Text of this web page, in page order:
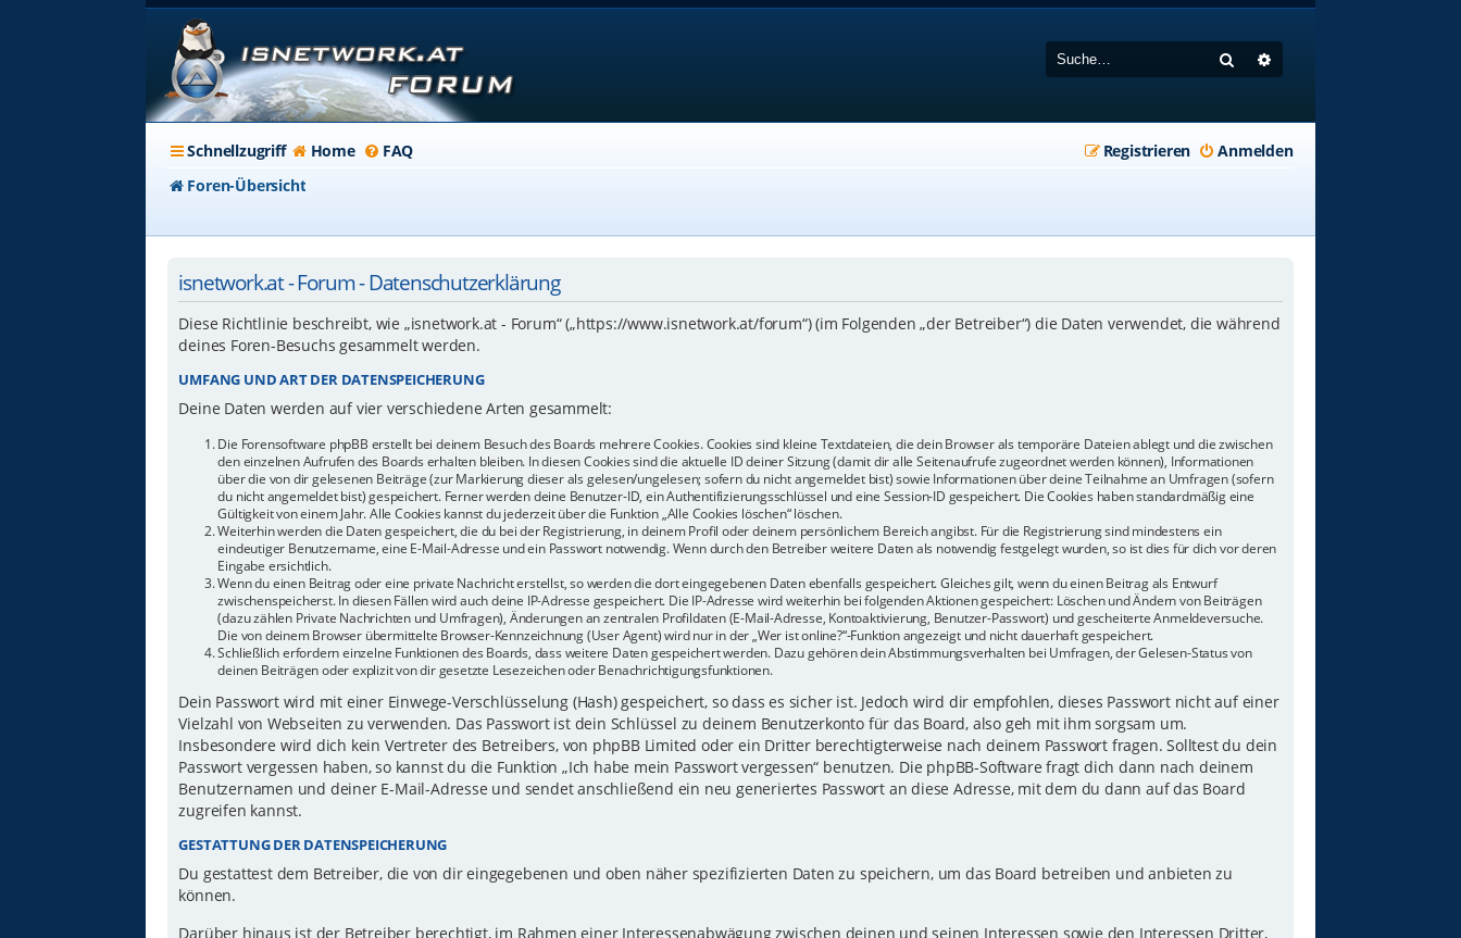
Suche
Schnellzugriff Home FAQ Anmelden
Registrieren
Foren-Übersicht
isnetwork.at - Forum - Datenschutzerklärung
Diese Richtlinie beschreibt, wie „isnetwork.at - Forum“ („https://www.isnetwork.at/forum“) (im Folgenden „der Betreiber“) die Daten verwendet, die während
deines Foren-Besuchs gesammelt werden.
UMFANG UND ART DER DATENSPEICHERUNG
Deine Daten werden auf vier verschiedene Arten gesammelt:
Die Forensoftware phpBB erstellt bei deinem Besuch des Boards mehrere Cookies. Cookies sind kleine Textdateien, die dein Browser als temporäre Dateien ablegt und die zwischen
den einzelnen Aufrufen des Boards erhalten bleiben. In diesen Cookies sind die aktuelle ID deiner Sitzung (damit dir alle Seitenaufrufe zugeordnet werden können), Informationen
über die von dir gelesenen Beiträge (zur Markierung dieser als gelesen/ungelesen; sofern du nicht angemeldet bist) sowie Informationen über deine Teilnahme an Umfragen (sofern
du nicht angemeldet bist) gespeichert. Ferner werden deine Benutzer-ID, ein Authentifizierungsschlüssel und eine Session-ID gespeichert. Die Cookies haben standardmäßig eine
Gültigkeit von einem Jahr. Alle Cookies kannst du jederzeit über die Funktion „Alle Cookies löschen“ löschen.
Weiterhin werden die Daten gespeichert, die du bei der Registrierung, in deinem Profil oder deinem persönlichem Bereich angibst. Für die Registrierung sind mindestens ein
eindeutiger Benutzername, eine E-Mail-Adresse und ein Passwort notwendig. Wenn durch den Betreiber weitere Daten als notwendig festgelegt wurden, so ist dies für dich vor deren
Eingabe ersichtlich.
Wenn du einen Beitrag oder eine private Nachricht erstellst, so werden die dort eingegebenen Daten ebenfalls gespeichert. Gleiches gilt, wenn du einen Beitrag als Entwurf
zwischenspeicherst. In diesen Fällen wird auch deine IP-Adresse gespeichert. Die IP-Adresse wird weiterhin bei folgenden Aktionen gespeichert: Löschen und Ändern von Beiträgen
(dazu zählen Private Nachrichten und Umfragen), Änderungen an zentralen Profildaten (E-Mail-Adresse, Kontoaktivierung, Benutzer-Passwort) und gescheiterte Anmeldeversuche.
Die von deinem Browser übermittelte Browser-Kennzeichnung (User Agent) wird nur in der „Wer ist online?“-Funktion angezeigt und nicht dauerhaft gespeichert.
Schließlich erfordern einzelne Funktionen des Boards, dass weitere Daten gespeichert werden. Dazu gehören dein Abstimmungsverhalten bei Umfragen, der Gelesen-Status von
deinen Beiträgen oder explizit von dir gesetzte Lesezeichen oder Benachrichtigungsfunktionen.
Dein Passwort wird mit einer Einwege-Verschlüsselung (Hash) gespeichert, so dass es sicher ist. Jedoch wird dir empfohlen, dieses Passwort nicht auf einer
Vielzahl von Webseiten zu verwenden. Das Passwort ist dein Schlüssel zu deinem Benutzerkonto für das Board, also geh mit ihm sorgsam um.
Insbesondere wird dich kein Vertreter des Betreibers, von phpBB Limited oder ein Dritter berechtigterweise nach deinem Passwort fragen. Solltest du dein
Passwort vergessen haben, so kannst du die Funktion „Ich habe mein Passwort vergessen“ benutzen. Die phpBB-Software fragt dich dann nach deinem
Benutzernamen und deiner E-Mail-Adresse und sendet anschließend ein neu generiertes Passwort an diese Adresse, mit dem du dann auf das Board
zugreifen kannst.
GESTATTUNG DER DATENSPEICHERUNG
Du gestattest dem Betreiber, die von dir eingegebenen und oben näher spezifizierten Daten zu speichern, um das Board betreiben und anbieten zu
können.
Darüber hinaus ist der Betreiber berechtigt, im Rahmen einer Interessenabwägung zwischen deinen und seinen Interessen sowie den Interessen Dritter,